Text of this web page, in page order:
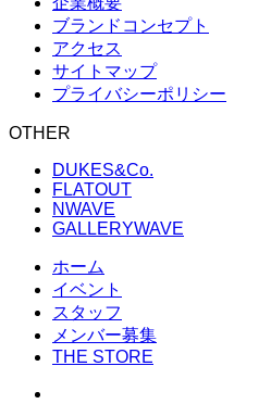
ブランドコンセプト
アクセス
サイトマップ
プライバシーポリシー
OTHER
DUKES&Co.
FLATOUT
NWAVE
GALLERYWAVE
ホーム
イベント
スタッフ
メンバー募集
THE STORE